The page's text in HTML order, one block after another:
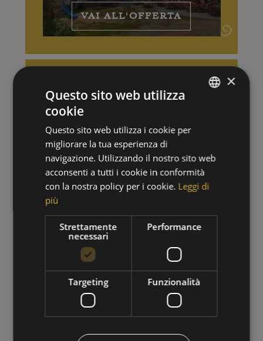
VAI ALL'OFFERTA
PERIODO DI ESCURSIONI
01/09/2026 - 30/09/2026
VAI ALL'OFFERTA
×
Questo sito web utilizza
cookie
Questo sito web utilizza i cookie per
migliorare la tua esperienza di
navigazione. Utilizzando il nostro sito web
acconsenti a tutti i cookie in conformità
con la nostra policy per i cookie. Leggi di
più
Strettamente
necessari
Performance
Targeting Funzionalità